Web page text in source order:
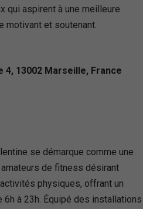
qui aspirent à une meilleure
motivant et soutenant.
13002 Marseille, France
se démarque comme une
de fitness désirant
physiques, offrant un
à 23h. Équipé des installations